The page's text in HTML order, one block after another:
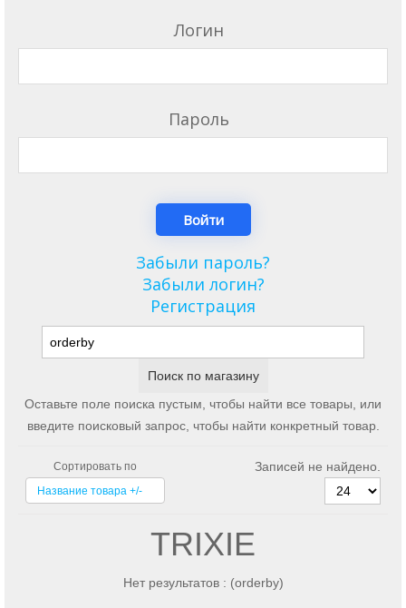
Логин
Пароль
Забыли пароль?
Забыли логин?
Регистрация
Оставьте поле поиска пустым, чтобы найти все товары, или
введите поисковый запрос, чтобы найти конкретный товар.
Сортировать по
Название товара +/-
Записей не найдено.
TRIXIE
Нет результатов : (orderby)